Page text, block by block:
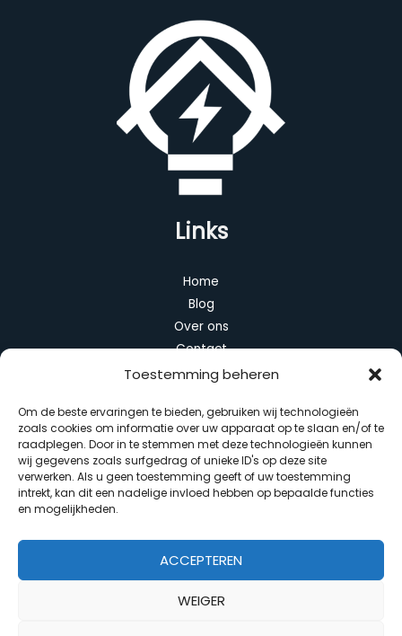
Toestemming beheren
Om de beste ervaringen te bieden, gebruiken wij technologieën
zoals cookies om informatie over uw apparaat op te slaan en/of te
raadplegen. Door in te stemmen met deze technologieën kunnen
wij gegevens zoals surfgedrag of unieke ID's op deze site
verwerken. Als u geen toestemming geeft of uw toestemming
intrekt, kan dit een nadelige invloed hebben op bepaalde functies
en mogelijkheden.
ACCEPTEREN
WEIGER
Links
Home
Blog
Over ons
Contact
Categorieën
Algemeen
Duurzaam wonen
Huis en interieur
Slimme apparaten